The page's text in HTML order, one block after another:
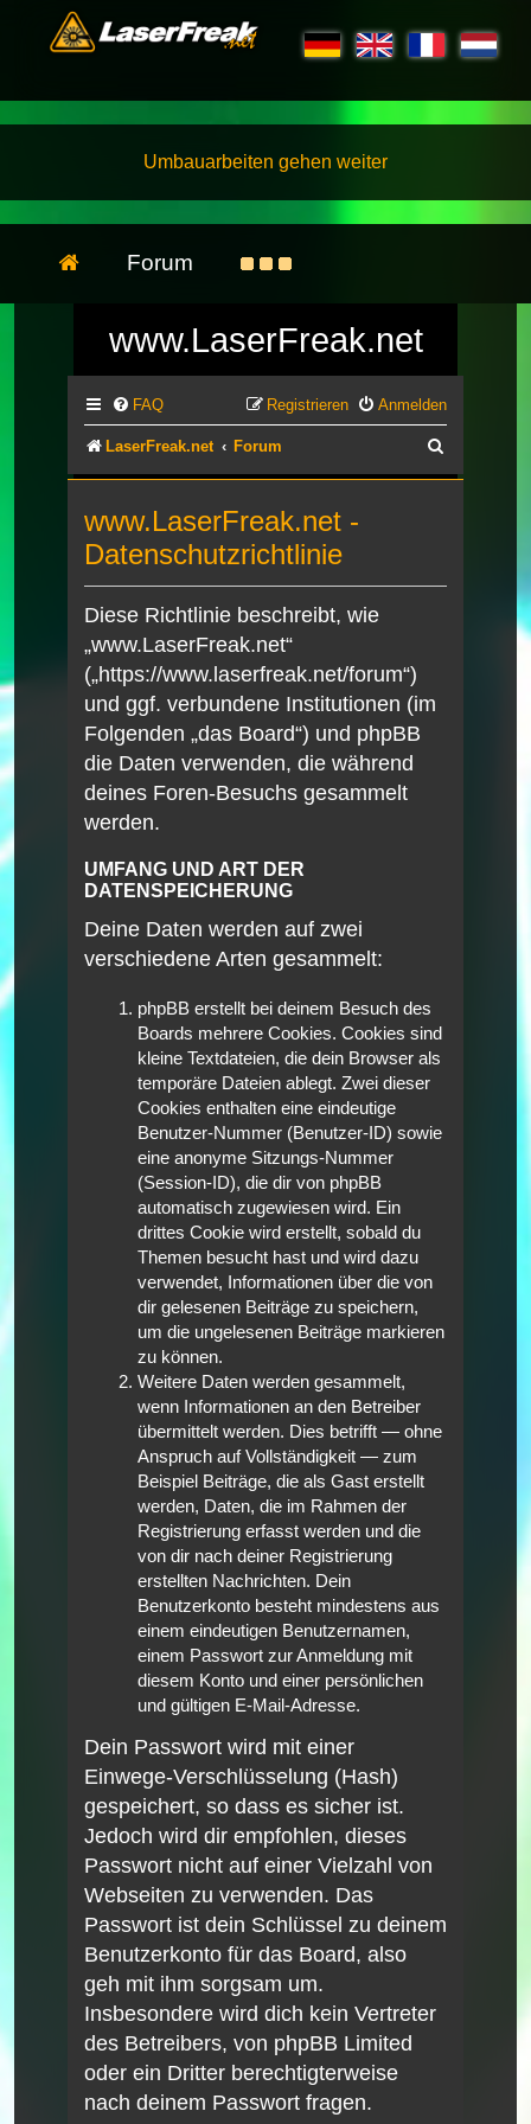
Umbauarbeiten gehen weiter
Forum
www.LaserFreak.net
FAQ Anmelden
Registrieren
LaserFreak.net Forum
www.LaserFreak.net -
Datenschutzrichtlinie
Diese Richtlinie beschreibt, wie
„www.LaserFreak.net“
(„https://www.laserfreak.net/forum“)
und ggf. verbundene Institutionen (im
Folgenden „das Board“) und phpBB
die Daten verwenden, die während
deines Foren-Besuchs gesammelt
werden.
UMFANG UND ART DER
DATENSPEICHERUNG
Deine Daten werden auf zwei
verschiedene Arten gesammelt:
phpBB erstellt bei deinem Besuch des
Boards mehrere Cookies. Cookies sind
kleine Textdateien, die dein Browser als
temporäre Dateien ablegt. Zwei dieser
Cookies enthalten eine eindeutige
Benutzer-Nummer (Benutzer-ID) sowie
eine anonyme Sitzungs-Nummer
(Session-ID), die dir von phpBB
automatisch zugewiesen wird. Ein
drittes Cookie wird erstellt, sobald du
Themen besucht hast und wird dazu
verwendet, Informationen über die von
dir gelesenen Beiträge zu speichern,
um die ungelesenen Beiträge markieren
zu können.
Weitere Daten werden gesammelt,
wenn Informationen an den Betreiber
übermittelt werden. Dies betrifft — ohne
Anspruch auf Vollständigkeit — zum
Beispiel Beiträge, die als Gast erstellt
werden, Daten, die im Rahmen der
Registrierung erfasst werden und die
von dir nach deiner Registrierung
erstellten Nachrichten. Dein
Benutzerkonto besteht mindestens aus
einem eindeutigen Benutzernamen,
einem Passwort zur Anmeldung mit
diesem Konto und einer persönlichen
und gültigen E-Mail-Adresse.
Dein Passwort wird mit einer
Einwege-Verschlüsselung (Hash)
gespeichert, so dass es sicher ist.
Jedoch wird dir empfohlen, dieses
Passwort nicht auf einer Vielzahl von
Webseiten zu verwenden. Das
Passwort ist dein Schlüssel zu deinem
Benutzerkonto für das Board, also
geh mit ihm sorgsam um.
Insbesondere wird dich kein Vertreter
des Betreibers, von phpBB Limited
oder ein Dritter berechtigterweise
nach deinem Passwort fragen.